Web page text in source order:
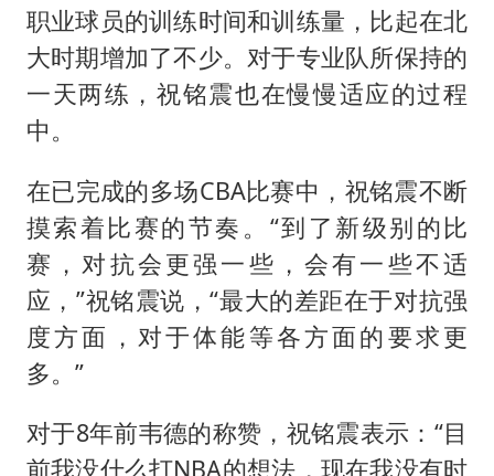
职业球员的训练时间和训练量，比起在北
大时期增加了不少。对于专业队所保持的
一天两练，祝铭震也在慢慢适应的过程
中。
在已完成的多场CBA比赛中，祝铭震不断
摸索着比赛的节奏。“到了新级别的比
赛，对抗会更强一些，会有一些不适
应，”祝铭震说，“最大的差距在于对抗强
度方面，对于体能等各方面的要求更
多。”
对于8年前韦德的称赞，祝铭震表示：“目
前我没什么打NBA的想法，现在我没有时